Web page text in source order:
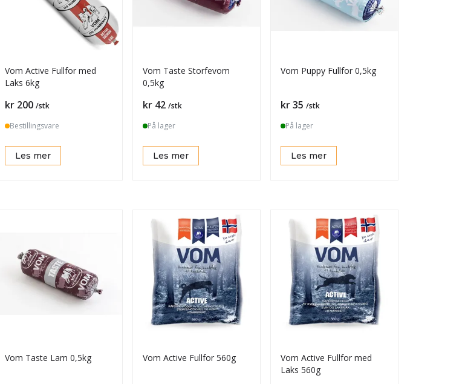
Vom Active Fullfor med
Laks 6kg
Pris
kr 200 /stk
Bestillingsvare
Les mer
Vom Taste Storfevom
0,5kg
Pris
kr 42 /stk
På lager
Les mer
Vom Puppy Fullfor 0,5kg
Pris
kr 35 /stk
På lager
Les mer
Vom Taste Lam 0,5kg Vom Active Fullfor 560g
Vom Active Fullfor med
Laks 560g